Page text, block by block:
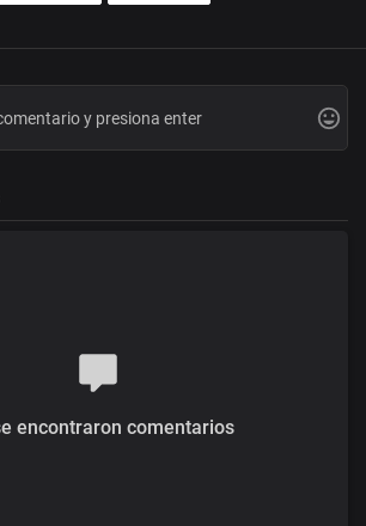
encontraron comentarios